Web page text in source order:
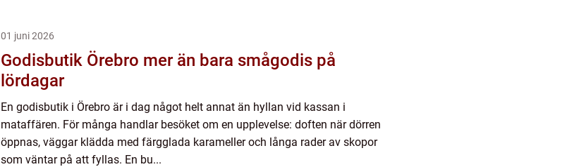
01 juni 2026
Godisbutik Örebro mer än bara smågodis på
lördagar
En godisbutik i Örebro är i dag något helt annat än hyllan vid kassan i
mataffären. För många handlar besöket om en upplevelse: doften när dörren
öppnas, väggar klädda med färgglada karameller och långa rader av skopor
som väntar på att fyllas. En bu...